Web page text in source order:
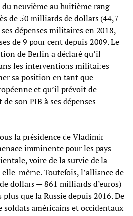
du neuvième au huitième rang
de 50 milliards de dollars (44,7
dépenses militaires en 2018,
de 9 pour cent depuis 2009. Le
de Berlin a déclaré qu’il
les interventions militaires
sa position en tant que
et qu’il prévoit de
son PIB à ses dépenses
la présidence de Vladimir
imminente pour les pays
voire de la survie de la
même. Toutefois, l’alliance de
dollars — 861 milliards d’euros)
plus que la Russie depuis 2016. De
américains et occidentaux